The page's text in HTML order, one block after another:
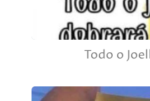
Todo o